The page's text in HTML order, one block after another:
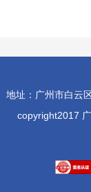
地址：广州市白云
copyright2017